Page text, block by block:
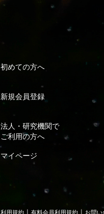
初めての方へ
新規会員登録
法人・研究機関で
ご利用の方へ
マイページ
利用規約 ｜ 有料会員利用規約 ｜ お問